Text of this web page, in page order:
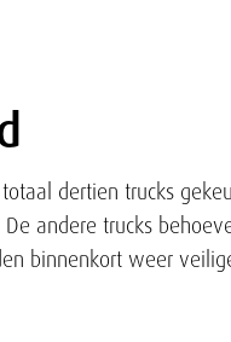
dertien trucks
De andere trucks
binnenkort weer